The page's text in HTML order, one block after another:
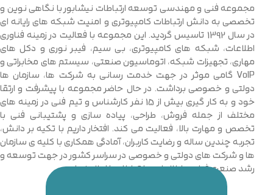
مجموعه فنی و مهندسی توسعه ارتباطات نیشابور با نگاهی نوین و
تخصصی به دانش ارتباطات کامپیوتری و امنیت شبکه های رایانه ای
در سال 1392 تاسیس گردید. این مجموعه با فعالیت در زمینه فناوری
اطلاعات، شبکه های کامپیوتری، بی سیم، فیبر نوری و دکل های
مهاری، تجهیزات شبکه، اتوماسیون صنعتی، سیستم های مخابراتی و
VoIP گامی موثر در جهت خدمت رسانی به شرکت ها، سازمان ها
دولتی و خصوصی برداشت. در حال حاضر مجموعه با پیشرفت و ارتقا
خود و به کار گیری بیش از 15 نفر کارشناس و تیم فنی در زمینه های
مختلف از جمله فروش، طراحی، پیاده سازی و پشتیبانی فنی با
تخصص و مهارت بالا، فعالیت می کند. افتخار داریم با تکیه بر دانش،
تجربه چندین ساله و رضایت کاربران، آمادگی همکاری با کلیه ی سازمان
ها و شرکت های دولتی و خصوصی در سراسر کشور در جهت توسعه و
رشد صنعت فناوری اطلاعات و ارتباطات را اعلام نماییم.